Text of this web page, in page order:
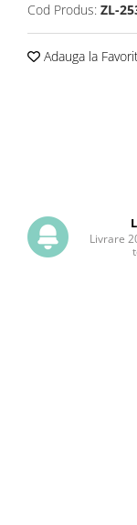
Cod Produs: ZL-
Adauga la
Livrare